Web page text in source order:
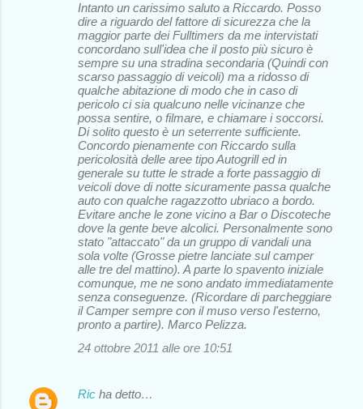
Intanto un carissimo saluto a Riccardo. Posso
dire a riguardo del fattore di sicurezza che la
maggior parte dei Fulltimers da me intervistati
concordano sull'idea che il posto più sicuro è
sempre su una stradina secondaria (Quindi con
scarso passaggio di veicoli) ma a ridosso di
qualche abitazione di modo che in caso di
pericolo ci sia qualcuno nelle vicinanze che
possa sentire, o filmare, e chiamare i soccorsi.
Di solito questo è un seterrente sufficiente.
Concordo pienamente con Riccardo sulla
pericolosità delle aree tipo Autogrill ed in
generale su tutte le strade a forte passaggio di
veicoli dove di notte sicuramente passa qualche
auto con qualche ragazzotto ubriaco a bordo.
Evitare anche le zone vicino a Bar o Discoteche
dove la gente beve alcolici. Personalmente sono
stato "attaccato" da un gruppo di vandali una
sola volte (Grosse pietre lanciate sul camper
alle tre del mattino). A parte lo spavento iniziale
comunque, me ne sono andato immediatamente
senza conseguenze. (Ricordare di parcheggiare
il Camper sempre con il muso verso l'esterno,
pronto a partire). Marco Pelizza.
24 ottobre 2011 alle ore 10:51
Ric ha detto…